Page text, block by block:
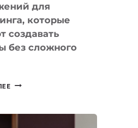
для
которые
создавать
без сложного